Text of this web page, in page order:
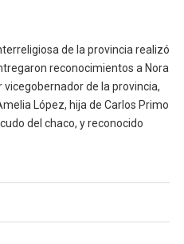
de la provincia realizó
reconocimientos a Nora
de la provincia,
López, hija de Carlos Primo
del chaco, y reconocido